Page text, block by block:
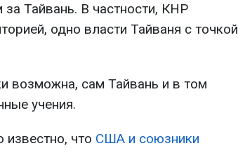
Тайвань. В частности, КНР
одно власти Тайваня с точкой
возможна, сам Тайвань и в том
учения.
что США и союзники